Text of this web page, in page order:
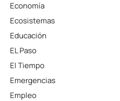
Economía
Ecosistemas
Educación
EL Paso
El Tiempo
Emergencias
Empleo